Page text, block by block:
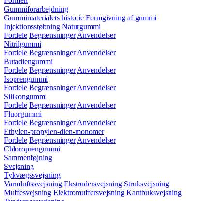
Gummiforarbejdning
Gummimaterialets historie Formgivning af gummi
Injektionsstøbning Naturgummi
Fordele Begrænsninger Anvendelser
Nitrilgummi
Fordele Begrænsninger Anvendelser
Butadiengummi
Fordele Begrænsninger Anvendelser
Isoprengummi
Fordele Begrænsninger Anvendelser
Silikongummi
Fordele Begrænsninger Anvendelser
Fluorgummi
Fordele Begrænsninger Anvendelser
Ethylen-propylen-dien-monomer
Fordele Begrænsninger Anvendelser
Chloroprengummi
Sammenføjning
Svejsning
Tykvægssvejsning
Varmluftssvejsning Ekstrudersvejsning Struksvejsning
Muffesvejsning Elektromuffersvejsning Kantbuksvejsning